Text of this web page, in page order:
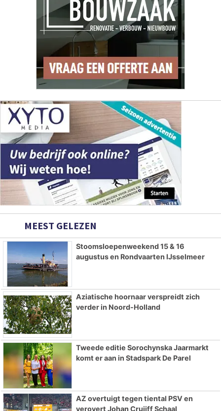
MEEST GELEZEN
Stoomsloepenweekend 15 & 16
augustus en Rondvaarten IJsselmeer
Aziatische hoornaar verspreidt zich
verder in Noord-Holland
Tweede editie Sorochynska Jaarmarkt
komt er aan in Stadspark De Parel
AZ overtuigt tegen tiental PSV en
verovert Johan Cruijff Schaal